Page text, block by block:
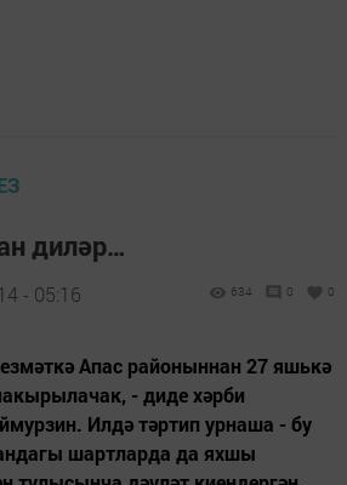
диләр…
- 05:16 634 0 0
Апас районыннан 27 яшькә
- диде хәрби
Илдә тәртип урнаша - бу
шартларда да яхшы